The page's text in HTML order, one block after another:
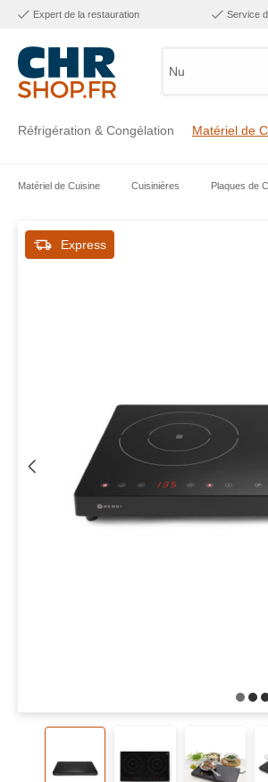
Expert de la restauration Service
Numéro
Réfrigération & Congélation Matériel de
Matériel de Cuisine Cuisinières Plaques de
Express